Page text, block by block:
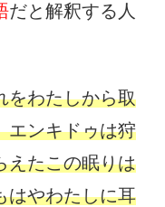
だと解釈する人
をわたしから取
エンキドゥは狩
えたこの眠りは
はやわたしに耳